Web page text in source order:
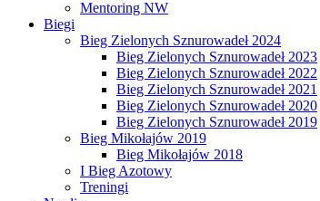
Mentoring NW
Biegi
Bieg Zielonych Sznurowadeł 2024
Bieg Zielonych Sznurowadeł 2023
Bieg Zielonych Sznurowadeł 2022
Bieg Zielonych Sznurowadeł 2021
Bieg Zielonych Sznurowadeł 2020
Bieg Zielonych Sznurowadeł 2019
Bieg Mikołajów 2019
Bieg Mikołajów 2018
I Bieg Azotowy
Treningi